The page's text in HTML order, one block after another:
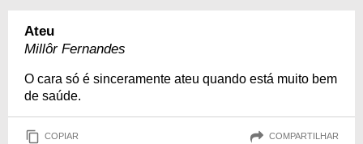
Ateu
Millôr Fernandes
O cara só é sinceramente ateu quando está muito bem
de saúde.
COPIAR COMPARTILHAR